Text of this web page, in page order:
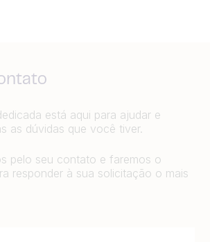
está aqui para ajudar e
as dúvidas que você tiver.
pelo seu contato e faremos o
responder à sua solicitação o mais